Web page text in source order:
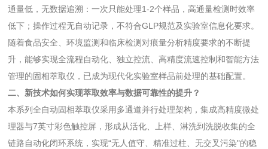
通量低，无数据追溯：一次只能处理1-2个样品，高通量检测时效率
低下；操作过程无自动记录，不符合GLP规范及实验室信息化要求。
随着食品安全、环境监测和临床检测对痕量分析精度要求的不断提
升，能够实现全流程自动化、独立控流、高精度流速控制和智能方法
管理的固相萃取仪，已成为现代化实验室样品前处理的基础配置。
二、新技术如何实现萃取效率与数据可靠性的提升？
本系列全自动固相萃取仪采用多通道并行处理架构，集成高精度微处
理器与7英寸彩色触控屏，形成从活化、上样、淋洗到洗脱收集的全
链路自动化闭环系统，实现“无人值守、精准过柱、无交叉污染"的稳